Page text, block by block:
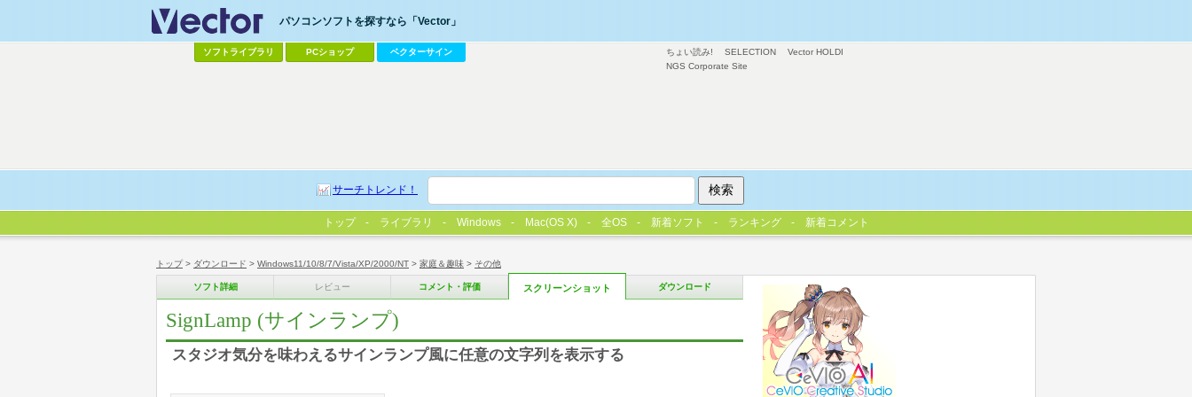
トップ> ダウンロード > Windows11/10/8/7/Vista/XP/2000/NT > 家庭＆趣味 > その他
ソフト詳細 レビュー コメント・評価 スクリーンショット ダウンロード
SignLamp (サインランプ)
スタジオ気分を味わえるサインランプ風に任意の文字列を表示する
ちょい読み! SELECTION
Vector HOLDI
NGS Corporate Site
パソコンソフトを探すなら「Vector」
ソフトライブラリ PCショップ ベクターサイン
サーチトレンド！
トップ ライブラリ Windows Mac(OS X) 全OS 新着ソフト ランキング 新着コメント